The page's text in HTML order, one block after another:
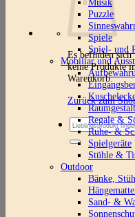
Es befinden sich
keine Produkte
Warenkorb.
Zurück zum
Suchen
nach:
Puzzle
Spiele
Spiel- und
Mobiliar und
Regale &
Ruhe- &
Spielgeräte
Stühle &
Outdoor
Bänke,
Sand- &